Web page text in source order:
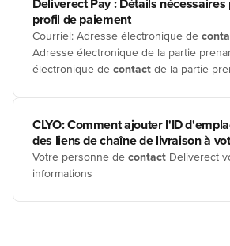
Deliverect Pay : Détails
profil de paiement
Courriel: Adresse électronique de
Adresse électronique de la partie
électronique de contact de la partie
CLYO: Comment ajouter l'ID
des liens de chaîne de livraison à
Votre personne de contact Deliverect
informations